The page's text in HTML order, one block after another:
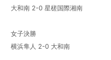
大和南 2-0 星槎国際湘南
女子決勝
横浜隼人 2-0 大和南